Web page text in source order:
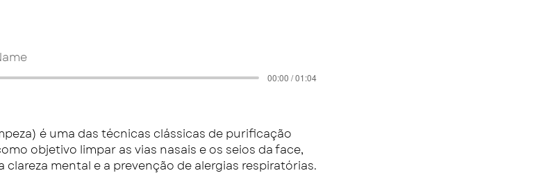
00:00 / 01:04
é uma das técnicas clássicas de purificação
objetivo limpar as vias nasais e os seios da face,
clareza mental e a prevenção de alergias respiratórias.